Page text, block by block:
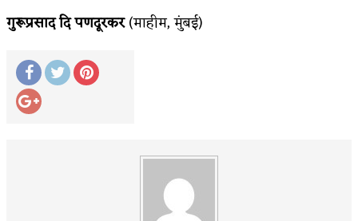
गुरूप्रसाद दि पणदूरकर(माहीम, मुंबई)